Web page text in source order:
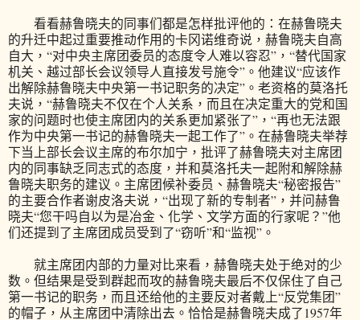
看看赫鲁晓夫的同事们都是怎样批评他的：在赫鲁晓夫
的升迁中起过重要推动作用的卡冈诺维奇说，赫鲁晓夫自高
自大，“对中央主席团委员的态度令人难以容忍”，“替代国家
机关、越过部长会议领导人直接发号施令”。他建议“应该作
出解除赫鲁晓夫中央第一书记职务的决定”。老资格的莫洛托
夫说，“赫鲁晓夫不仅在个人关系，而且在决定重大的党和国
家的问题时也使主席团内的关系更加紧张了”，“再也无法跟
作为中央第一书记的赫鲁晓夫一起工作了”。在赫鲁晓夫举荐
下当上部长会议主席的布尔加宁，批评了赫鲁晓夫对主席团
内的同事缺乏同志式的态度，并和莫洛托夫一起附和解除赫
鲁晓夫职务的建议。主席团候补委员、赫鲁晓夫“秘密报告”
的主要合作者谢皮洛夫说，“出现了新的专制者”，并问赫鲁
晓夫“您干吗自以为是冶金、化学、文学方面的行家呢？”他
们还提到了主席团成员受到了“窃听”和“监视”。
就主席团内部的力量对比来看，赫鲁晓夫处于绝对的少
数。但结果是受到群起而攻的赫鲁晓夫最后不仅保住了自己
第一书记的职务，而且还给他的主要反对者戴上“反党集团”
的帽子，从主席团中清除出去。恰恰是赫鲁晓夫成了1957年